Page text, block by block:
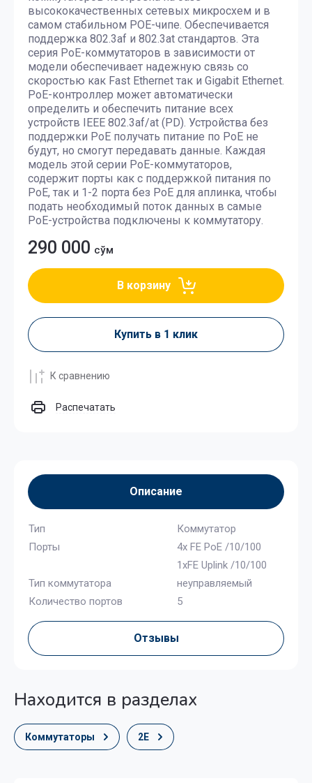
высококачественных сетевых микросхем и в
самом стабильном POE-чипе. Обеспечивается
поддержка 802.3af и 802.3at стандартов. Эта
серия PоE-коммутаторов в зависимости от
модели обеспечивает надежную связь со
скоростью как Fast Ethernet так и Gigabit Ethernet.
PoE-контроллер может автоматически
определить и обеспечить питание всех
устройств IEEE 802.3af/at (PD). Устройства без
поддержки PoE получать питание по PoE не
будут, но смогут передавать данные. Каждая
модель этой серии PоE-коммутаторов,
содержит порты как с поддержкой питания по
PoE, так и 1-2 порта без PoE для аплинка, чтобы
подать необходимый поток данных в самые
PoE-устройства подключены к коммутатору.
290 000 сўм
В корзину
Купить в 1 клик
К сравнению
Распечатать
Описание
Тип
Коммутатор
Порты
4x FE PoE /10/100
1xFE Uplink /10/100
Тип коммутатора
неуправляемый
Количество портов
5
Отзывы
Находится в разделах
Коммутаторы 2E